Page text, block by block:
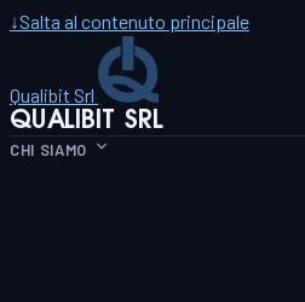
↓Salta al contenuto principale
Qualibit Srl
QUALIBIT SRL
CHI SIAMO